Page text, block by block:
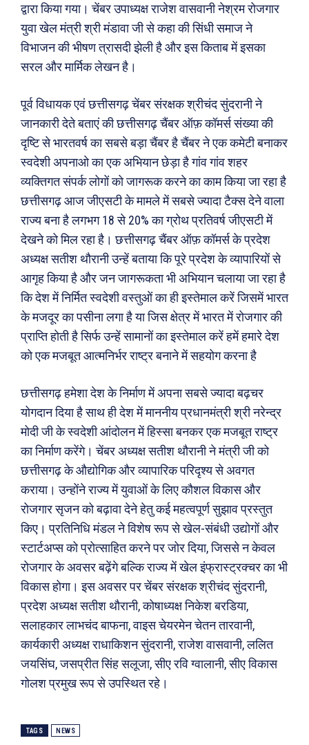
Type here... Search
ख़बरें
छत्तीसगढ़
देश
दुनिया
राजनीति
सरकारी योजना
फ़िल्मी दुनिया
पूरब विशेष
वो ख़्वाबों के दिन
व्यंग्य : गुस्ताखी माफ़
आज का कार्टून
शायरी
संस्मरण
द्वारा किया गया। चेंबर उपाध्यक्ष राजेश वासवानी नेश्रम रोजगार
युवा खेल मंत्री श्री मंडावा जी से कहा की सिंधी समाज ने
विभाजन की भीषण त्रासदी झेली है और इस किताब में इसका
सरल और मार्मिक लेखन है।
पूर्व विधायक एवं छत्तीसगढ़ चेंबर संरक्षक श्रीचंद सुंदरानी ने
जानकारी देते बताएं की छत्तीसगढ़ चैंबर ऑफ़ कॉमर्स संख्या की
दृष्टि से भारतवर्ष का सबसे बड़ा चैंबर है चैंबर ने एक कमेटी बनाकर
स्वदेशी अपनाओ का एक अभियान छेड़ा है गांव गांव शहर
व्यक्तिगत संपर्क लोगों को जागरूक करने का काम किया जा रहा है
छत्तीसगढ़ आज जीएसटी के मामले में सबसे ज्यादा टैक्स देने वाला
राज्य बना है लगभग 18 से 20% का ग्रोथ प्रतिवर्ष जीएसटी में
देखने को मिल रहा है। छत्तीसगढ़ चैंबर ऑफ़ कॉमर्स के प्रदेश
अध्यक्ष सतीश थौरानी उन्हें बताया कि पूरे प्रदेश के व्यापारियों से
आगृह किया है और जन जागरूकता भी अभियान चलाया जा रहा है
कि देश में निर्मित स्वदेशी वस्तुओं का ही इस्तेमाल करें जिसमें भारत
के मजदूर का पसीना लगा है या जिस क्षेत्र में भारत में रोजगार की
प्राप्ति होती है सिर्फ उन्हें सामानों का इस्तेमाल करें हमें हमारे देश
को एक मजबूत आत्मनिर्भर राष्ट्र बनाने में सहयोग करना है
छत्तीसगढ़ हमेशा देश के निर्माण में अपना सबसे ज्यादा बढ़चर
योगदान दिया है साथ ही देश में माननीय प्रधानमंत्री श्री नरेन्द्र
मोदी जी के स्वदेशी आंदोलन में हिस्सा बनकर एक मजबूत राष्ट्र
का निर्माण करेंगे। चेंबर अध्यक्ष सतीश थौरानी ने मंत्री जी को
छत्तीसगढ़ के औद्योगिक और व्यापारिक परिदृश्य से अवगत
कराया। उन्होंने राज्य में युवाओं के लिए कौशल विकास और
रोजगार सृजन को बढ़ावा देने हेतु कई महत्वपूर्ण सुझाव प्रस्तुत
किए। प्रतिनिधि मंडल ने विशेष रूप से खेल-संबंधी उद्योगों और
स्टार्टअप्स को प्रोत्साहित करने पर जोर दिया, जिससे न केवल
रोजगार के अवसर बढ़ेंगे बल्कि राज्य में खेल इंफ्रास्ट्रक्चर का भी
विकास होगा। इस अवसर पर चेंबर संरक्षक श्रीचंद सुंदरानी,
प्रदेश अध्यक्ष सतीश थौरानी, कोषाध्यक्ष निकेश बरडिया,
सलाहकार लाभचंद बाफना, वाइस चेयरमेन चेतन तारवानी,
कार्यकारी अध्यक्ष राधाकिशन सुंदरानी, राजेश वासवानी, ललित
जयसिंघ, जसप्रीत सिंह सलूजा, सीए रवि ग्वालानी, सीए विकास
गोलश प्रमुख रूप से उपस्थित रहे।
TAGS NEWS